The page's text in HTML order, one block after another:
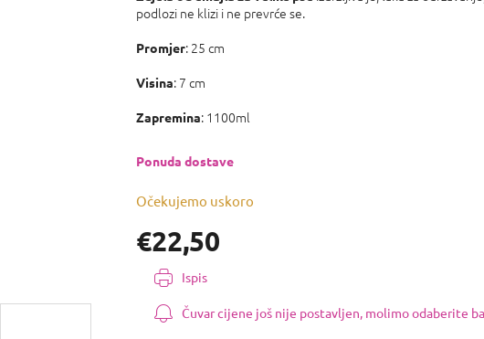
0,0
5
€22,50
cijenu:
Očekujemo uskoro
Ponuda dostave
podlozi ne klizi i ne prevrće se.
Promjer: 25 cm
Visina: 7 cm
Zapremina: 1100ml
Ispis
Čuvar cijene još nije postavljen, molimo odaberite